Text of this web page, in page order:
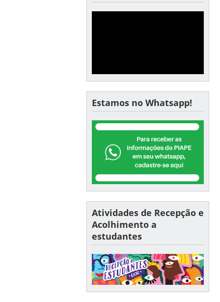
Estamos no Whatsapp!
Atividades de Recepção e
Acolhimento a
estudantes